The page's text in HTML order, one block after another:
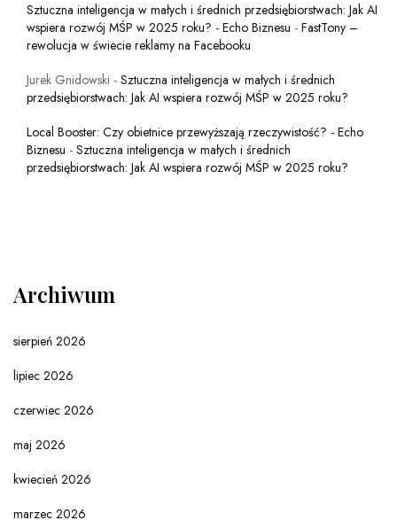
Sztuczna inteligencja w małych i średnich przedsiębiorstwach: Jak AI
wspiera rozwój MŚP w 2025 roku? - Echo Biznesu - FastTony –
rewolucja w świecie reklamy na Facebooku
Jurek Gnidowski - Sztuczna inteligencja w małych i średnich
przedsiębiorstwach: Jak AI wspiera rozwój MŚP w 2025 roku?
Local Booster: Czy obietnice przewyższają rzeczywistość? - Echo
Biznesu - Sztuczna inteligencja w małych i średnich
przedsiębiorstwach: Jak AI wspiera rozwój MŚP w 2025 roku?
Archiwum
sierpień 2026
lipiec 2026
czerwiec 2026
maj 2026
kwiecień 2026
marzec 2026